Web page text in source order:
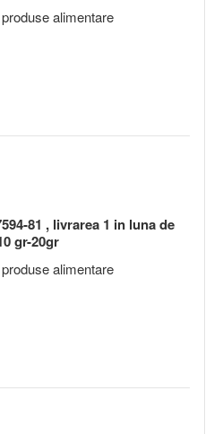
alimentare
81 , livrarea 1 in luna de
gr-20gr
alimentare